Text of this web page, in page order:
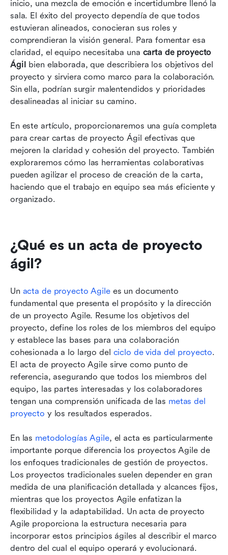
inicio, una mezcla de emoción e incertidumbre llenó la
sala. El éxito del proyecto dependía de que todos
estuvieran alineados, conocieran sus roles y
comprendieran la visión general. Para fomentar esa
claridad, el equipo necesitaba una carta de proyecto
Ágil bien elaborada, que describiera los objetivos del
proyecto y sirviera como marco para la colaboración.
Sin ella, podrían surgir malentendidos y prioridades
desalineadas al iniciar su camino.
En este artículo, proporcionaremos una guía completa
para crear cartas de proyecto Ágil efectivas que
mejoren la claridad y cohesión del proyecto. También
exploraremos cómo las herramientas colaborativas
pueden agilizar el proceso de creación de la carta,
haciendo que el trabajo en equipo sea más eficiente y
organizado.
¿Qué es un acta de proyecto
ágil?
Un acta de proyecto Agile es un documento
fundamental que presenta el propósito y la dirección
de un proyecto Agile. Resume los objetivos del
proyecto, define los roles de los miembros del equipo
y establece las bases para una colaboración
cohesionada a lo largo del ciclo de vida del proyecto.
El acta de proyecto Agile sirve como punto de
referencia, asegurando que todos los miembros del
equipo, las partes interesadas y los colaboradores
tengan una comprensión unificada de las metas del
proyecto y los resultados esperados.
En las metodologías Agile, el acta es particularmente
importante porque diferencia los proyectos Agile de
los enfoques tradicionales de gestión de proyectos.
Los proyectos tradicionales suelen depender en gran
medida de una planificación detallada y alcances fijos,
mientras que los proyectos Agile enfatizan la
flexibilidad y la adaptabilidad. Un acta de proyecto
Agile proporciona la estructura necesaria para
incorporar estos principios ágiles al describir el marco
dentro del cual el equipo operará y evolucionará.
Plantilla de acta de proyecto ágil
Utilizando Lark para cartas de proyecto Ágil
Beneficios de utilizar un acta de proyecto Ágil
efectiva
Conclusión
Lectura relacionada